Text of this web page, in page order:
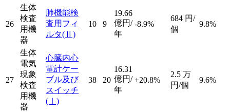
26
生体
検査
用機
器
肺機能検
査用フィ
ルタ(Ⅱ)
10 9
19.66
億円/
年
-8.9%
684 円/
個
9.8%
27
生体
電気
現象
検査
用機
器
心臓内心
電計ケー
ブル及び
スイッチ
(Ⅰ)
38 20
16.31
億円/
年
+20.8%
2.5 万
円/個
9.6%